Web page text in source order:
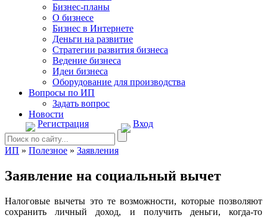
Бизнес-планы
О бизнесе
Бизнес в Интернете
Деньги на развитие
Стратегии развития бизнеса
Ведение бизнеса
Идеи бизнеса
Оборудование для производства
Вопросы по ИП
Задать вопрос
Новости
Регистрация
Вход
ИП » Полезное » Заявления
Заявление на социальный вычет
Налоговые вычеты это те возможности, которые позволяют
сохранить личный доход, и получить деньги, когда-то